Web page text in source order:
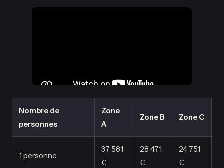
Nombre de
personnes
Zone
A
Zone B Zone C
1 personne
37 581
€
28 471
€
24 751
€